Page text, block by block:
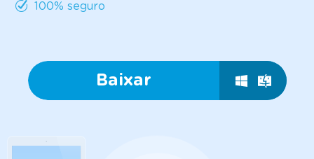
100% seguro
Baixar